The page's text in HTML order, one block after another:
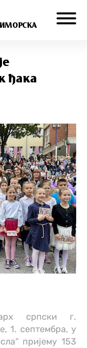
ђака
српски г.
1. септембра, у
пријему 153